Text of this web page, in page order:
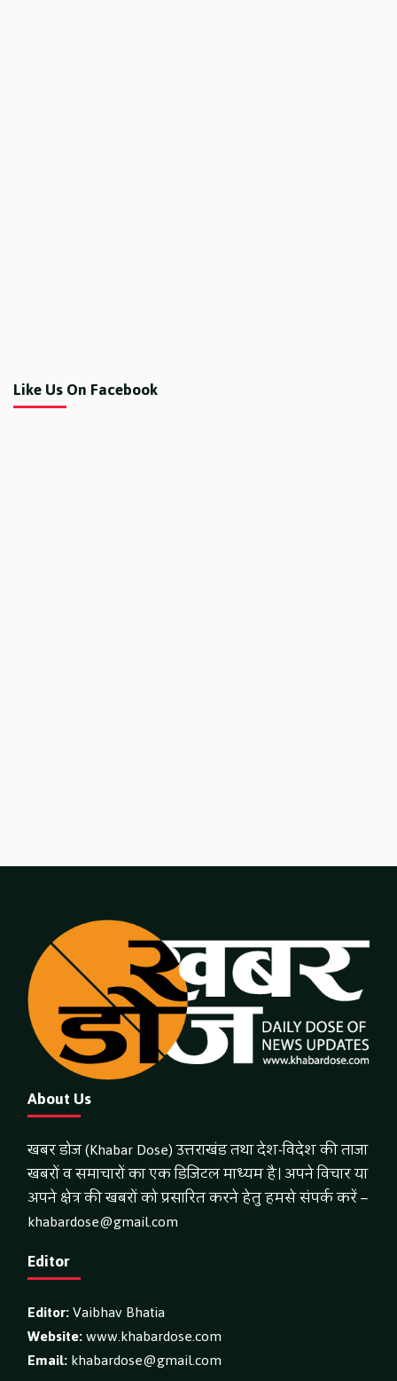
Like Us On Facebook
About Us
खबर डोज (Khabar Dose) उत्तराखंड तथा देश-विदेश की ताजा
खबरों व समाचारों का एक डिजिटल माध्यम है। अपने विचार या
अपने क्षेत्र की खबरों को प्रसारित करने हेतु हमसे संपर्क करें –
khabardose@gmail.com
Editor
Editor:Vaibhav Bhatia
Website:www.khabardose.com
Email:khabardose@gmail.com